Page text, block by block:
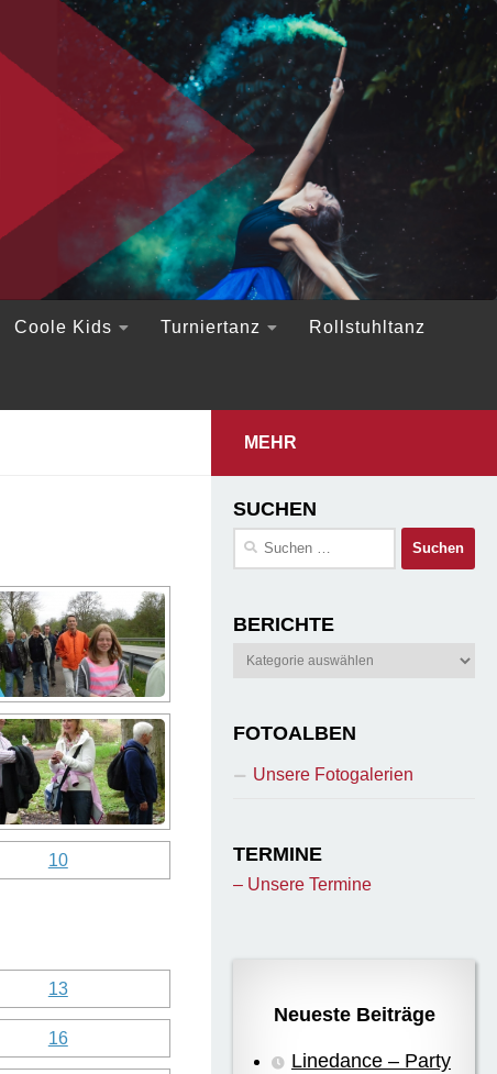
Coole Kids Turniertanz Rollstuhltanz
MEHR
SUCHEN
Suchen
BERICHTE
Berichte
FOTOALBEN
Unsere Fotogalerien
TERMINE
– Unsere Termine
Neueste Beiträge
Linedance – Party